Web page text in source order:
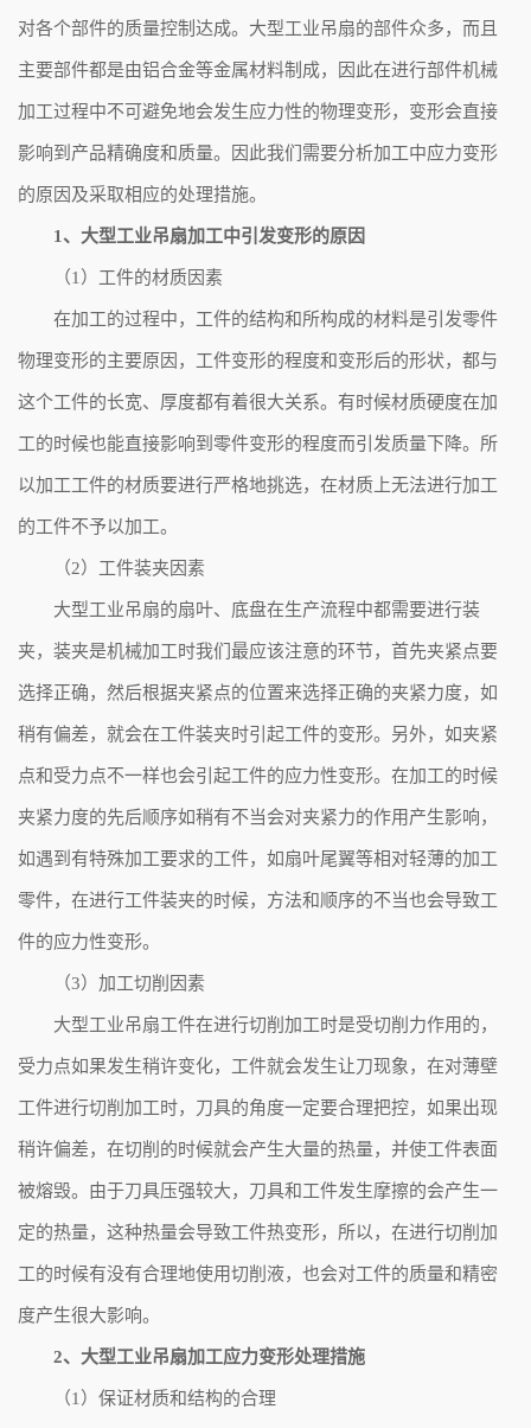
对各个部件的质量控制达成。大型工业吊扇的部件众多，而且
主要部件都是由铝合金等金属材料制成，因此在进行部件机械
加工过程中不可避免地会发生应力性的物理变形，变形会直接
影响到产品精确度和质量。因此我们需要分析加工中应力变形
的原因及采取相应的处理措施。
1、大型工业吊扇加工中引发变形的原因
（1）工件的材质因素
在加工的过程中，工件的结构和所构成的材料是引发零件
物理变形的主要原因，工件变形的程度和变形后的形状，都与
这个工件的长宽、厚度都有着很大关系。有时候材质硬度在加
工的时候也能直接影响到零件变形的程度而引发质量下降。所
以加工工件的材质要进行严格地挑选，在材质上无法进行加工
的工件不予以加工。
（2）工件装夹因素
大型工业吊扇的扇叶、底盘在生产流程中都需要进行装
夹，装夹是机械加工时我们最应该注意的环节，首先夹紧点要
选择正确，然后根据夹紧点的位置来选择正确的夹紧力度，如
稍有偏差，就会在工件装夹时引起工件的变形。另外，如夹紧
点和受力点不一样也会引起工件的应力性变形。在加工的时候
夹紧力度的先后顺序如稍有不当会对夹紧力的作用产生影响，
如遇到有特殊加工要求的工件，如扇叶尾翼等相对轻薄的加工
零件，在进行工件装夹的时候，方法和顺序的不当也会导致工
件的应力性变形。
（3）加工切削因素
大型工业吊扇工件在进行切削加工时是受切削力作用的，
受力点如果发生稍许变化，工件就会发生让刀现象，在对薄壁
工件进行切削加工时，刀具的角度一定要合理把控，如果出现
稍许偏差，在切削的时候就会产生大量的热量，并使工件表面
被熔毁。由于刀具压强较大，刀具和工件发生摩擦的会产生一
定的热量，这种热量会导致工件热变形，所以，在进行切削加
工的时候有没有合理地使用切削液，也会对工件的质量和精密
度产生很大影响。
2、大型工业吊扇加工应力变形处理措施
（1）保证材质和结构的合理